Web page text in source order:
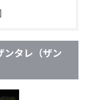
ンタレ（ザン